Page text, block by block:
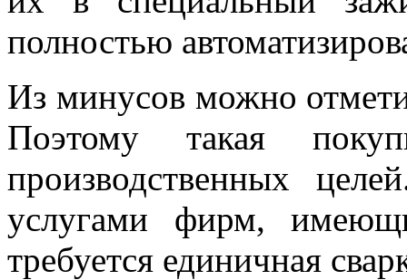
полностью
Из минусов можно
Поэтому такая
производственных
услугами фирм,
требуется единичная